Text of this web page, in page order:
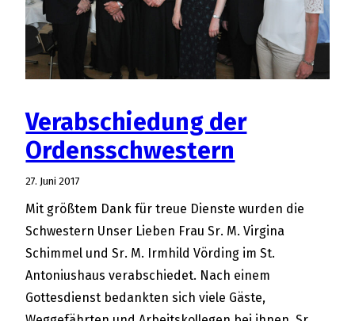
Verabschiedung der
Ordensschwestern
27. Juni 2017
Mit größtem Dank für treue Dienste wurden die
Schwestern Unser Lieben Frau Sr. M. Virgina
Schimmel und Sr. M. Irmhild Vörding im St.
Antoniushaus verabschiedet. Nach einem
Gottesdienst bedankten sich viele Gäste,